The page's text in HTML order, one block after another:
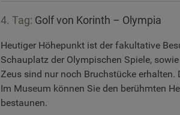
4. Tag: Golf von Korinth – Olympia
Heutiger Höhepunkt ist der fakultative
Schauplatz der Olympischen Spiele,
Zeus sind nur noch Bruchstücke
Im Museum können Sie den berühmten
bestaunen.